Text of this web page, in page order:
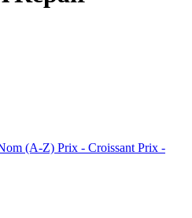
(A-Z) Prix - Croissant Prix -